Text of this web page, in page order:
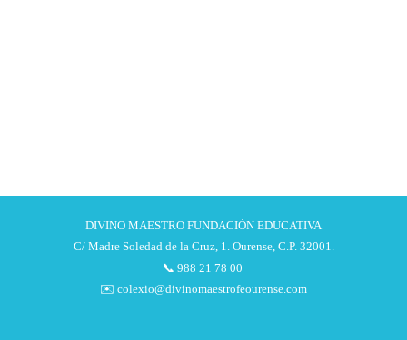
DIVINO MAESTRO FUNDACIÓN EDUCATIVA
C/ Madre Soledad de la Cruz, 1. Ourense, C.P. 32001.
📞 988 21 78 00
✉️ colexio@divinomaestrofeourense.com